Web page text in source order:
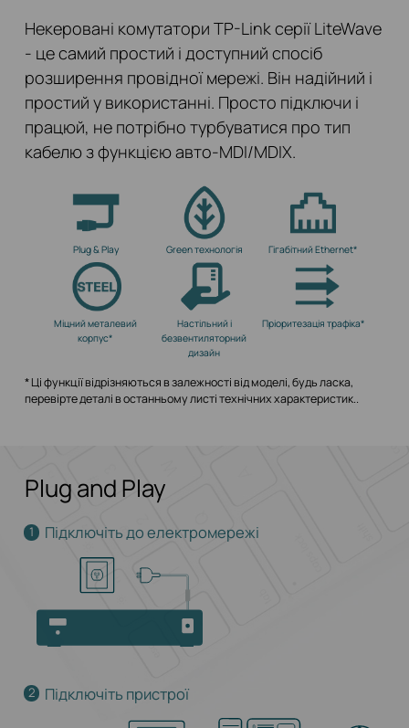
Некеровані комутатори TP-Link серії LiteWave
- це самий простий і доступний спосіб
розширення провідної мережі. Він надійний і
простий у використанні. Просто підключи і
працюй, не потрібно турбуватися про тип
кабелю з функцією авто-MDI/MDIX.
Plug & Play Green технологія Гігабітний Ethernet*
Міцний металевий
корпус*
Настільний і
безвентиляторний
дизайн
Пріоритезація трафіка*
* Ці функції відрізняються в залежності від моделі, будь ласка,
перевірте деталі в останньому листі технічних характеристик..
Plug and Play
1 Підключіть до електромережі
2 Підключіть пристрої